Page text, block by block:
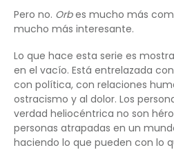
Pero no. Orbes mucho más
mucho más interesante.
Lo que hace esta serie es
en el vacío. Está entrelazada
con política, con relaciones
ostracismo y al dolor. Los
verdad heliocéntrica no son
personas atrapadas en un
haciendo lo que pueden con lo